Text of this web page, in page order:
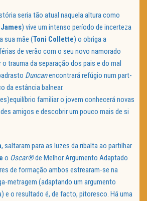
seria tão atual naquela altura como
) vive um intenso período de incerteza
sua mãe (Toni Collette) o obriga a
de verão com o seu novo namorado
o trauma da separação dos pais e do mal
Duncanencontrará refúgio num part-
da estância balnear.
familiar o jovem conhecerá novas
amigos e descobrir um pouco mais de si
, saltaram para as luzes da ribalta ao partilhar
o Oscar®de Melhor Argumento Adaptado
de formação ambos estrearam-se na
metragem (adaptando um argumento
e o resultado é, de facto, pitoresco. Há uma